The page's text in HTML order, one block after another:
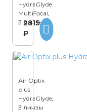
HydraGlyde
MultiFocal,
3 линзы
2815
₽
Air Optix
plus
HydraGlyde,
3 линзы